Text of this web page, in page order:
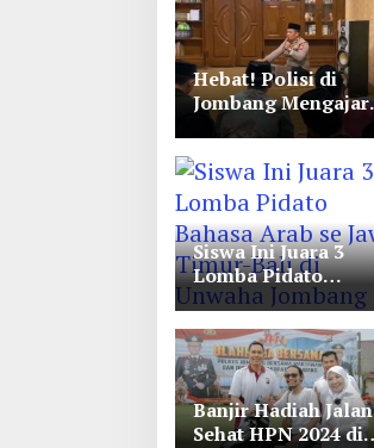
Hebat! Polisi di
Jombang Mengajar
Para Santri Mengaji
Siswa Ini Juara 3
Lomba Pidato
Bahasa Arab se Jawa
Timur-Bali di
Unwaha Jombang
Banjir Hadiah Jalan
Sehat HPN 2024 di